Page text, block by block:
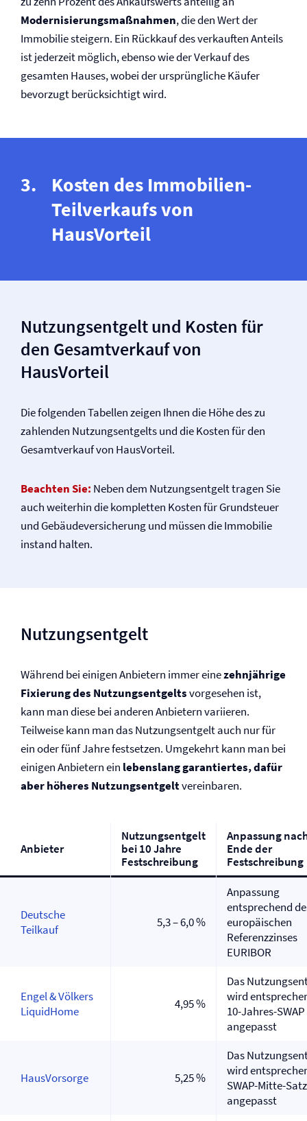
Modernisierungs­maßnahmen, die den Wert der
Immobilie steigern. Ein Rückkauf des verkauften Anteils
ist jederzeit möglich, ebenso wie der Verkauf des
gesamten Hauses, wobei der ursprüngliche Käufer
bevorzugt berücksichtigt wird.
Kosten des Immobilien-
Teilverkaufs von
HausVorteil
Nutzungsentgelt und Kosten für
den Gesamtverkauf von
HausVorteil
Die folgenden Tabellen zeigen Ihnen die Höhe des zu
zahlenden Nutzungsentgelts und die Kosten für den
Gesamtverkauf von HausVorteil.
Beachten Sie: Neben dem Nutzungsentgelt tragen Sie
auch weiterhin die kompletten Kosten für Grundsteuer
und Gebäude­versicherung und müssen die Immobilie
instand halten.
Nutzungsentgelt
Während bei einigen Anbietern immer einezehnjährige
Fixierung des Nutzungsentgeltsvorgesehen ist,
kann man diese bei anderen Anbietern variieren.
Teilweise kann man das Nutzungsentgelt auch nur für
ein oder fünf Jahre festsetzen. Umgekehrt kann man bei
einigen Anbietern ein lebenslang garantiertes, dafür
aber höheres Nutzungsentgeltvereinbaren.
Anbieter
Nutzungsentgelt
bei 10 Jahre
Festschreibung
Anpassung
Ende der
Festschreibung
Deutsche
Teilkauf
5,3 – 6,0 %
Anpassung
entsprechend
europäischen
Referenzzinses
EURIBOR
Engel & Völkers
LiquidHome
4,95 %
Das
wird
10-Jahres-SWAP
angepasst
HausVorsorge 5,25 %
Das
wird
SWAP-Mitte-
angepasst